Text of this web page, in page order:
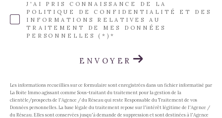
J'AI PRIS CONNAISSANCE DE LA
POLITIQUE DE CONFIDENTIALITÉ ET DES
INFORMATIONS RELATIVES AU
TRAITEMENT DE MES DONNÉES
PERSONNELLES (*)*
ENVOYER
Les informations recueillies sur ce formulaire sont enregistrées dans un fichier informatisé par
La Boite Immo agissant comme Sous-traitant du traitement pour la gestion de la
clientèle/prospects de l'Agence / du Réseau qui reste Responsable du Traitement de vos
Données personnelles. La base légale du traitement repose sur l'intérêt légitime de l'Agence /
du Réseau. Elles sont conservées jusqu'à demande de suppression et sont destinées à l'Agence